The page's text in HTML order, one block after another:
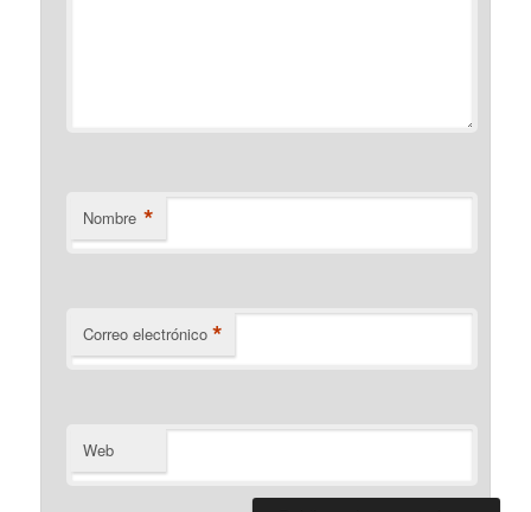
Nombre *
Correo electrónico *
Web